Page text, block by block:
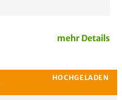
mehr Details